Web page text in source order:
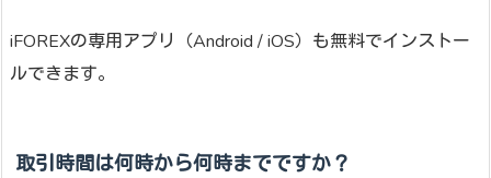
iFOREXの専用アプリ（Android / iOS）も無料でインストー
ルできます。
取引時間は何時から何時までですか？